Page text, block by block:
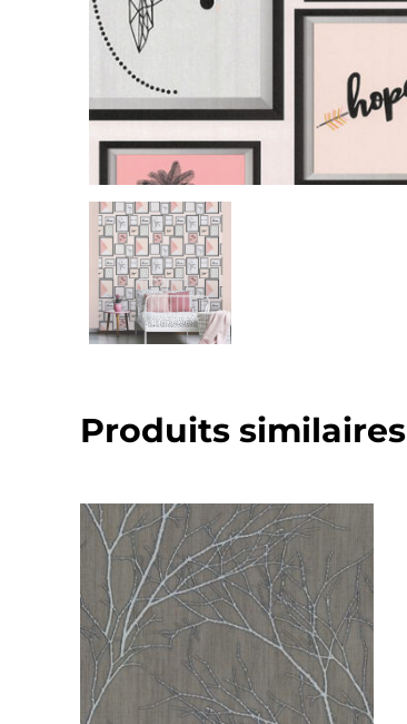
Produits similaires